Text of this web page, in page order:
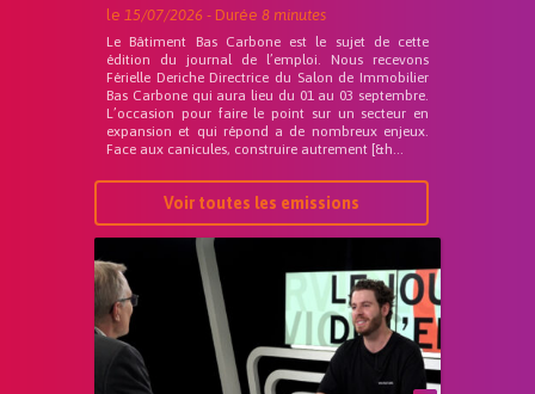
le 15/07/2026 - Durée 8 minutes
Le Bâtiment Bas Carbone est le sujet de cette
édition du journal de l’emploi. Nous recevons
Férielle Deriche Directrice du Salon de Immobilier
Bas Carbone qui aura lieu du 01 au 03 septembre.
L’occasion pour faire le point sur un secteur en
expansion et qui répond a de nombreux enjeux.
Face aux canicules, construire autrement [&h...
Voir toutes les emissions